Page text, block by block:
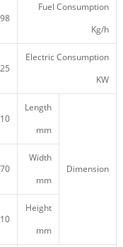
Fuel Consumption
Kg/h
Electric Consumption
KW
Dimension
Length
mm
Width
mm
Height
mm